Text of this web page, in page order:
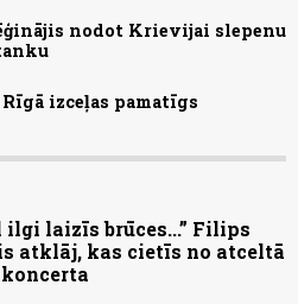
nodot Krievijai slepenu
izceļas pamatīgs
ilgi laizīs brūces...” Filips
atklāj, kas cietīs no atceltā